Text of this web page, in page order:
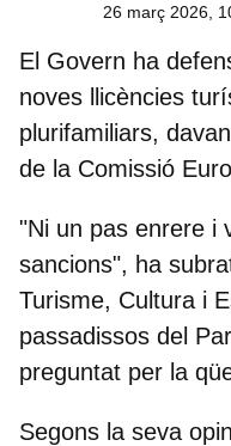
26 març 2026,
El Govern ha
noves llicències
plurifamiliars,
de la Comissió
"Ni un pas enrere i
sancions", ha
Turisme, Cultura i
passadissos del
preguntat per la
Segons la seva